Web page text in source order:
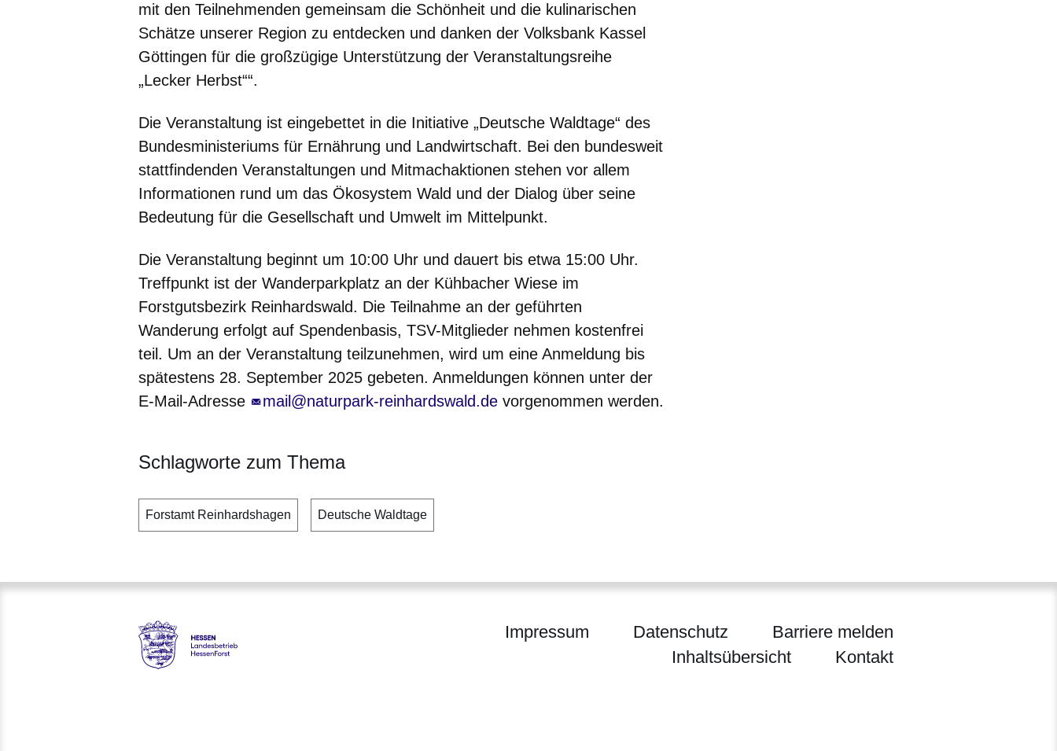
mit den Teilnehmenden gemeinsam die Schönheit und die kulinarischen
Schätze unserer Region zu entdecken und danken der Volksbank Kassel
Göttingen für die großzügige Unterstützung der Veranstaltungsreihe
„Lecker Herbst““.
Die Veranstaltung ist eingebettet in die Initiative „Deutsche Waldtage“ des
Bundesministeriums für Ernährung und Landwirtschaft. Bei den bundesweit
stattfindenden Veranstaltungen und Mitmachaktionen stehen vor allem
Informationen rund um das Ökosystem Wald und der Dialog über seine
Bedeutung für die Gesellschaft und Umwelt im Mittelpunkt.
Die Veranstaltung beginnt um 10:00 Uhr und dauert bis etwa 15:00 Uhr.
Treffpunkt ist der Wanderparkplatz an der Kühbacher Wiese im
Forstgutsbezirk Reinhardswald. Die Teilnahme an der geführten
Wanderung erfolgt auf Spendenbasis, TSV-Mitglieder nehmen kostenfrei
teil. Um an der Veranstaltung teilzunehmen, wird um eine Anmeldung bis
spätestens 28. September 2025 gebeten. Anmeldungen können unter der
E-Mail-Adresse
mail@naturpark-reinhardswald.de vorgenommen werden.
Schlagworte zum Thema
Forstamt Reinhardshagen Deutsche Waldtage
Impressum Datenschutz
Barriere melden
Inhaltsübersicht
Kontakt